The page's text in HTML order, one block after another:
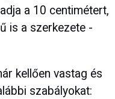
a 10 centimétert,
is a szerkezete -
kellően vastag és
szabályokat: